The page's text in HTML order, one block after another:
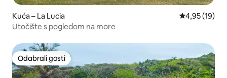
Kuća – La Lucia Prosječna
4,95 (19)
Utočište s pogledom na more
Odabrali gosti
Odabrali gosti